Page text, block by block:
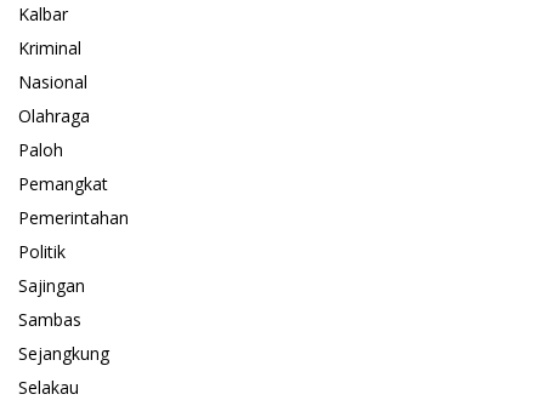
Kalbar
Kriminal
Nasional
Olahraga
Paloh
Pemangkat
Pemerintahan
Politik
Sajingan
Sambas
Sejangkung
Selakau